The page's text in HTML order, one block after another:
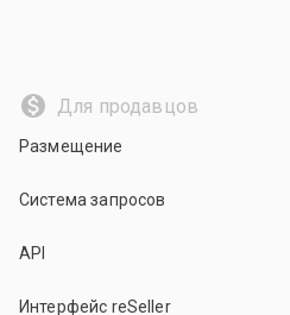
Для продавцов
Размещение
Система запросов
API
Интерфейс reSeller